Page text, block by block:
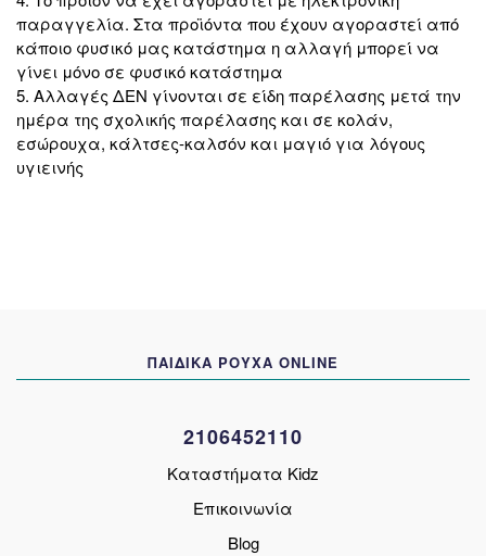
παραγγελία. Στα προϊόντα που έχουν αγοραστεί από
κάποιο φυσικό μας κατάστημα η αλλαγή μπορεί να
γίνει μόνο σε φυσικό κατάστημα
5. Αλλαγές ΔΕΝ γίνονται σε είδη παρέλασης μετά την
ημέρα της σχολικής παρέλασης και σε κολάν,
εσώρουχα, κάλτσες-καλσόν και μαγιό για λόγους
υγιεινής
ΠΑΙΔΙΚΑ ΡΟΥΧΑ ONLINE
2106452110
Καταστήματα Kidz
Επικοινωνία
Blog